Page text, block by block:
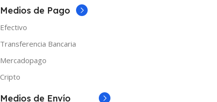
NICOTINA 0mg ,3mg
TAMAÑO
Medios de Pago
Efectivo
Transferencia Bancaria
Mercadopago
Cripto
Medios de Envío